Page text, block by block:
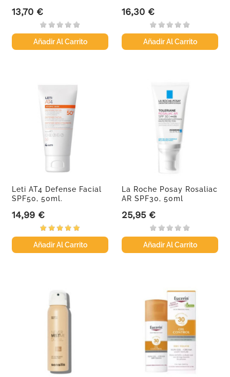
Precio
13,70 €
Añadir Al Carrito
Precio
16,30 €
Añadir Al Carrito
Leti AT4 Defense Facial
SPF50, 50ml.
Precio
14,99 €
Añadir Al Carrito
La Roche Posay Rosaliac
AR SPF30, 50ml
Precio
25,95 €
Añadir Al Carrito